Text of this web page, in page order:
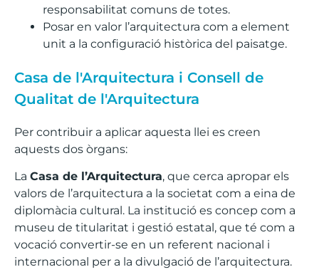
responsabilitat comuns de totes.
Posar en valor l’arquitectura com a element
unit a la configuració històrica del paisatge.
Casa de l'Arquitectura i Consell de
Qualitat de l'Arquitectura
Per contribuir a aplicar aquesta llei es creen
aquests dos òrgans:
La Casa de l’Arquitectura, que cerca apropar els
valors de l’arquitectura a la societat com a eina de
diplomàcia cultural. La institució es concep com a
museu de titularitat i gestió estatal, que té com a
vocació convertir-se en un referent nacional i
internacional per a la divulgació de l’arquitectura.